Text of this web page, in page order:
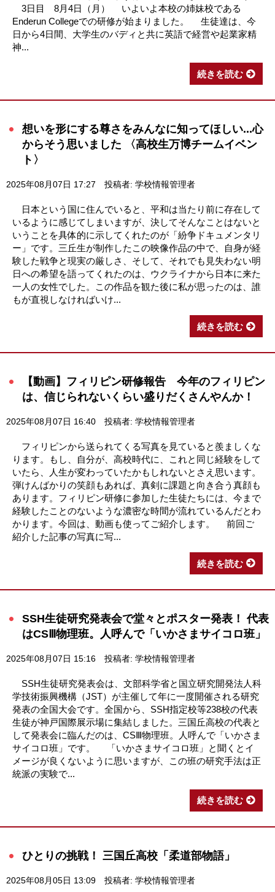
3日目 8月4日（月） いよいよ本校の姉妹校である
Enderun Collegeでの研修が始まりました。 生徒達は、今
日から4日間、大学生のバディと共に英語で経営や起業家精
神...
続きを読む
想いを形にする尊さをみんなに知ってほしい...心
からそう思いました 〈高校生万博チームイベン
ト〉
2025年08月07日 17:27 投稿者: 学校情報管理者
日本という国に住んでいると、平和は当たり前に存在して
いるように感じてしまいますが、決してそんなことはないと
いうことを具体的に示してくれたのが「紛争ドキュメンタリ
ー」です。三丘生が制作したこの映像作品の中で、自身が経
験した戦争と現実の厳しさ、そして、それでも見失わない明
日への希望を語ってくれたのは、ウクライナから日本に来た
一人の女性でした。この作品を観た後に私が思ったのは、誰
もが直視しなければいけ...
続きを読む
【動画】フィリピン研修報告 今年のフィリピン
は、信じられないくらい盛りだくさんやんか！
2025年08月07日 16:40 投稿者: 学校情報管理者
フィリピンから送られてくる写真を見ていると羨ましくな
ります。もし、自分が、高校時代に、これと同じ経験をして
いたら、人生が変わっていたかもしれないとさえ思います。
弾けんばかりの笑顔もあれば、真剣に課題と向き合う真顔も
あります。フィリピン研修に参加した生徒たちには、今まで
経験したことのないような濃密な時間が流れているんだとわ
かります。今回は、動画も使ってご紹介します。 前回ご
紹介した記事の写真に写...
続きを読む
SSH生徒研究発表会で堂々とポスター発表！ 代表
はCSⅢ物理班。人呼んで「いかさまサイコロ班」
2025年08月07日 15:16 投稿者: 学校情報管理者
SSH生徒研究発表会は、文部科学省と国立研究開発法人科
学技術振興機構（JST）が主催して年に一度開催される研究
発表の全国大会です。全国から、SSH指定校等238校の代表
生徒が神戸国際展示場に集結しました。三国丘高校の代表と
して発表会に臨んだのは、CSⅢ物理班。人呼んで「いかさま
サイコロ班」です。 「いかさまサイコロ班」と聞くとイ
メージが良くないように思いますが、この班の研究手法は正
統派の実験で...
続きを読む
ひとりの挑戦！ 三国丘高校「柔道部物語」
2025年08月05日 13:09 投稿者: 学校情報管理者